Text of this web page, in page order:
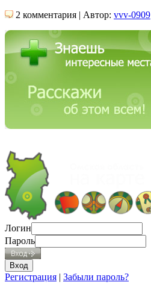
2 комментария | Автор: vvv-0909
Логин
Пароль
Регистрация | Забыли пароль?